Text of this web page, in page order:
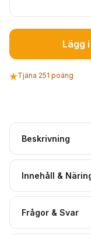
Lägg
Tjäna 251 poäng
Beskrivning
Innehåll &
Frågor & Svar